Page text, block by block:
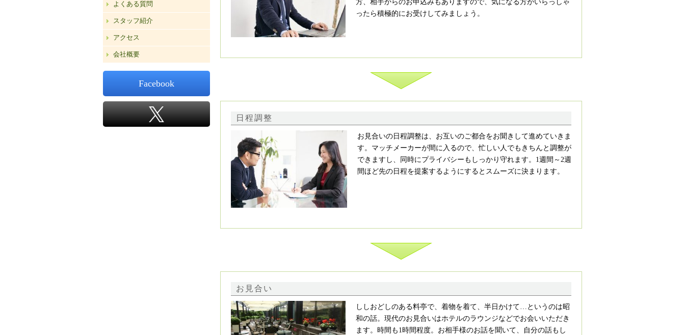
方、相手からのお申込みもありますので、気になる方がいらっしゃ
ったら積極的にお受けしてみましょう。
日程調整
お見合いの日程調整は、お互いのご都合をお聞きして進めていきま
す。マッチメーカーが間に入るので、忙しい人でもきちんと調整が
できますし、同時にプライバシーもしっかり守れます。1週間～2週
間ほど先の日程を提案するようにするとスムーズに決まります。
お見合い
ししおどしのある料亭で、着物を着て、半日かけて…というのは昭
和の話。現代のお見合いはホテルのラウンジなどでお会いいただき
ます。時間も1時間程度。お相手様のお話を聞いて、自分の話もし
よくある質問
スタッフ紹介
アクセス
会社概要
Facebook